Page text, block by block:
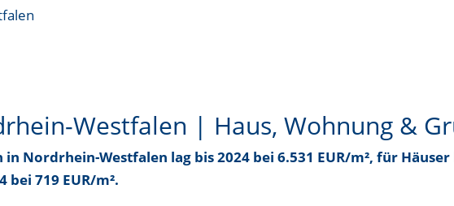
Westfalen | Haus, Wohnung &
in Nordrhein-Westfalen lag bis2024 bei 6.531 EUR/m², für
bei 719 EUR/m².